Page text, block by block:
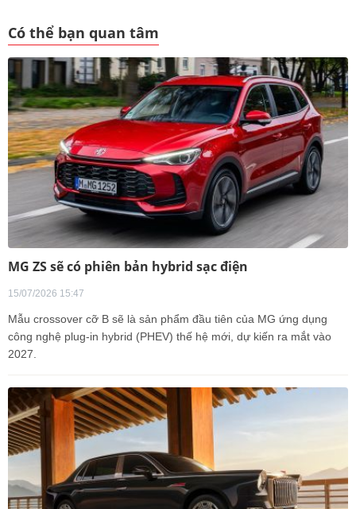
Có thể bạn quan tâm
MG ZS sẽ có phiên bản hybrid sạc điện
15/07/2026 15:47
Mẫu crossover cỡ B sẽ là sản phẩm đầu tiên của MG ứng dụng
công nghệ plug-in hybrid (PHEV) thế hệ mới, dự kiến ra mắt vào
2027.